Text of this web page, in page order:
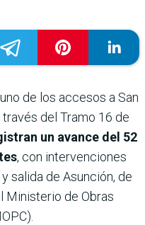
de los accesos a San
del Tramo 16 de
un avance del 52
, con intervenciones
salida de Asunción, de
Ministerio de Obras